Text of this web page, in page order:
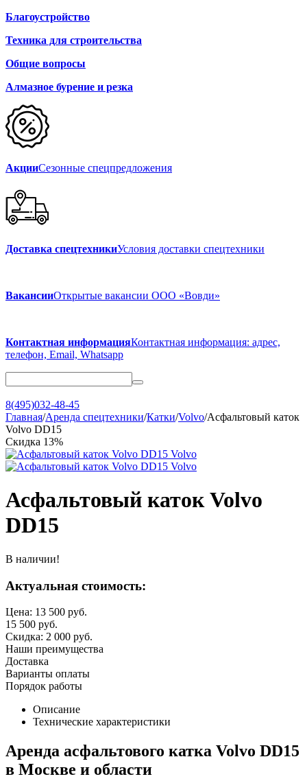
Благоустройство
Техника для строительства
Общие вопросы
Алмазное бурение и резка
АкцииСезонные спецпредложения
Доставка спецтехникиУсловия доставки спецтехники
ВакансииОткрытые вакансии ООО «Вовди»
Контактная информацияКонтактная информация: адрес,
телефон, Email, Whatsapp
8(495)032-48-45
Главная/Аренда спецтехники/Катки/Volvo/Асфальтовый каток
Volvo DD15
Скидка 13%
Асфальтовый каток Volvo
DD15
В наличии!
Актуальная стоимость:
Цена: 13 500 руб.
15 500 руб.
Скидка: 2 000 руб.
Наши преимущества
Доставка
Варианты оплаты
Порядок работы
Описание
Технические характеристики
Аренда асфальтового катка Volvo DD15
в Москве и области